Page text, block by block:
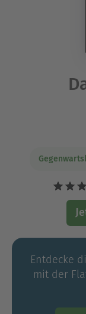
Entdecke
mit der